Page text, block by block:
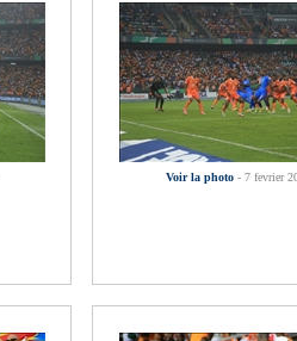
Voir la photo - 7 fevrier